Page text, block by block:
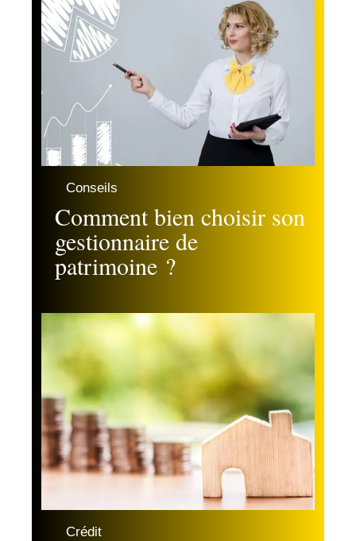
Conseils
Comment bien choisir son
gestionnaire de
patrimoine ?
Crédit